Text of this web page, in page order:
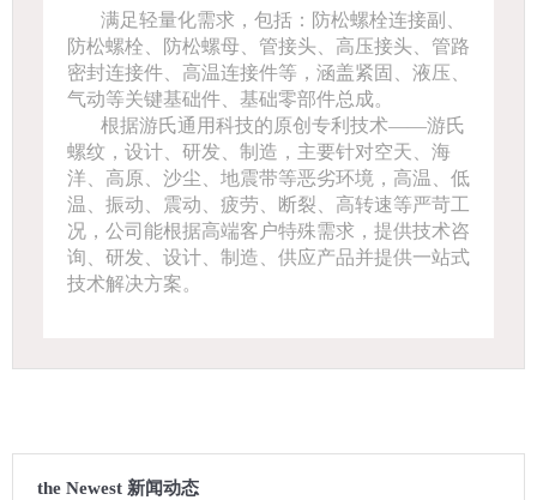
满足轻量化需求，包括：防松螺栓连接副、
防松螺栓、防松螺母、管接头、高压接头、管路
密封连接件、高温连接件等，涵盖紧固、液压、
气动等关键基础件、基础零部件总成。
根据游氏通用科技的原创专利技术——游氏
螺纹，设计、研发、制造，主要针对空天、海
洋、高原、沙尘、地震带等恶劣环境，高温、低
温、振动、震动、疲劳、断裂、高转速等严苛工
况，公司能根据高端客户特殊需求，提供技术咨
询、研发、设计、制造、供应产品并提供一站式
技术解决方案。
the Newest 新闻动态